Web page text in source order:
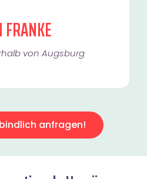
FRANKE
von Augsburg​
anfragen!